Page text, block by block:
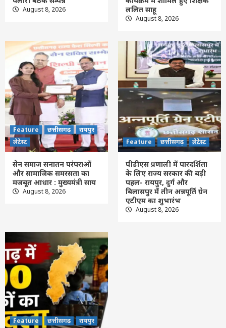
2
छत्तीसगढ़
आयसर पुणे कैपेसिटी बिल्डिंग कार्यक्रम में शामिल
3
Feature छत्तीसगढ़ रायपुर लेटेस्ट
सेन समाज सनातन परंपराओं और सामाजिक
समरसता का मजबूत आधार : मुख्यमंत्री साय
4
Feature छत्तीसगढ़ लेटेस्ट
पीडीएस प्रणाली में पारदर्शिता के लिए राज्य सरकार
की बड़ी पहल- रायपुर, दुर्ग और बिलासपुर में तीन
अन्नपूर्ति ग्रेन एटीएम का शुभारंभ
Feature छत्तीसगढ़ लेटेस्ट
शिक्षा विभाग की तबादला सूची जारी, 700 शिक्षको
के हुए ट्रांसफर, विभिन्न कारणों से 400 नाम रुके
August 8, 2026
ललित साहू
August 8, 2026
Feature छत्तीसगढ़
रायपुर
लेटेस्ट
सेन समाज सनातन परंपराओं
और सामाजिक समरसता का
मजबूत आधार : मुख्यमंत्री साय
August 8, 2026
Feature छत्तीसगढ़ लेटेस्ट
पीडीएस प्रणाली में पारदर्शिता
के लिए राज्य सरकार की बड़ी
पहल- रायपुर, दुर्ग और
बिलासपुर में तीन अन्नपूर्ति ग्रेन
एटीएम का शुभारंभ
August 8, 2026
Feature छत्तीसगढ़
रायपुर